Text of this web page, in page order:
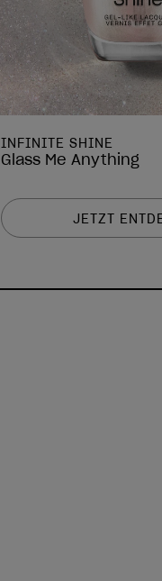
INFINITE SHINE
Glass Me Anything
JETZT